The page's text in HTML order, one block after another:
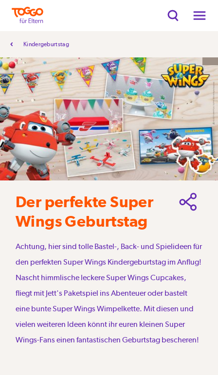
Kindergeburtstag
Der perfekte Super
Wings Geburtstag
Achtung, hier sind tolle Bastel-, Back- und Spielideen für
den perfekten Super Wings Kindergeburtstag im Anflug!
Nascht himmlische leckere Super Wings Cupcakes,
fliegt mit Jett's Paketspiel ins Abenteuer oder bastelt
eine bunte Super Wings Wimpelkette. Mit diesen und
vielen weiteren Ideen könnt ihr euren kleinen Super
Wings-Fans einen fantastischen Geburtstag bescheren!